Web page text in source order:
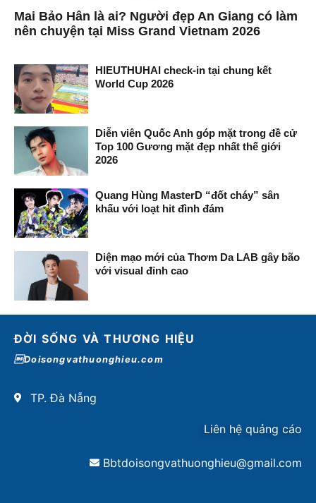
Mai Bảo Hân là ai? Người đẹp An Giang có làm
nên chuyện tại Miss Grand Vietnam 2026
HIEUTHUHAI check-in tại chung kết
World Cup 2026
Diễn viên Quốc Anh góp mặt trong đề cử
Top 100 Gương mặt đẹp nhất thế giới
2026
Quang Hùng MasterD “đốt cháy” sân
khấu với loạt hit đình đám
Diện mạo mới của Thơm Da LAB gây bão
với visual đỉnh cao
ĐỜI SỐNG VÀ THƯƠNG HIỆU
Doisongvathuonghieu.com
TP. Đà Nẵng
Liên hệ quảng cáo
Bbtdoisongvathuonghieu@gmail.com